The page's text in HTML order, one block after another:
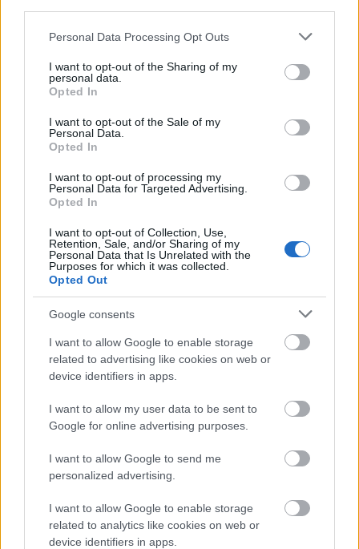
Please note that this website/app uses one or more Google
not limited to your visit or usage behaviour. You may click to
grant or deny consent to Google and its third-party tags to
use your data for below specified purposes in below Google
consent section.
Personal Data Processing Opt Outs
I want to opt-out of the Sharing of my
personal data.
Opted In
I want to opt-out of the Sale of my
Personal Data.
Opted In
I want to opt-out of processing my
Personal Data for Targeted Advertising.
Opted In
I want to opt-out of Collection, Use,
Retention, Sale, and/or Sharing of my
Personal Data that Is Unrelated with the
Purposes for which it was collected.
Opted Out
Google consents
I want to allow Google to enable storage
related to advertising like cookies on web or
device identifiers in apps.
I want to allow my user data to be sent to
Google for online advertising purposes.
I want to allow Google to send me
personalized advertising.
I want to allow Google to enable storage
related to analytics like cookies on web or
device identifiers in apps.
χρονικό διάστημα Ιανουαρίου-Μαΐου 2026 ανήλθε
σε 12.452,6 εκατ. ευρώ έναντι 13.680,2 εκατ.
ευρώ κατά το ίδιο διάστημα του έτους 2025,
παρουσιάζοντας μείωση, σε ευρώ, 9,0%. Το
αντίστοιχο μέγεθος χωρίς τα πετρελαιοειδή
παρουσίασε μείωση κατά 259,1 εκατ. ευρώ,
δηλαδή 2,3% και το αντίστοιχο μέγεθος χωρίς τα
κατά 211,9 εκατ. ευρώ, δηλαδή 1,9%.